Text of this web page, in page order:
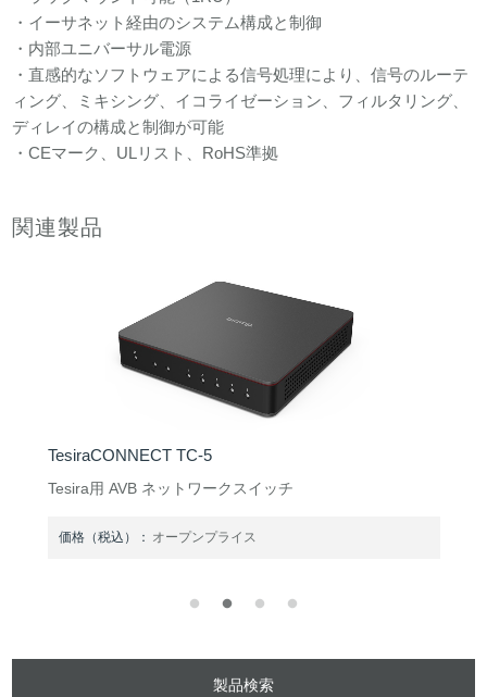
・イーサネット経由のシステム構成と制御
・内部ユニバーサル電源
・直感的なソフトウェアによる信号処理により、信号のルーテ
ィング、ミキシング、イコライゼーション、フィルタリング、
ディレイの構成と制御が可能
・CEマーク、ULリスト、RoHS準拠
関連製品
Tesira用 USB/Bluetooth 拡張ユニッ
価格（税込）：
製品検索